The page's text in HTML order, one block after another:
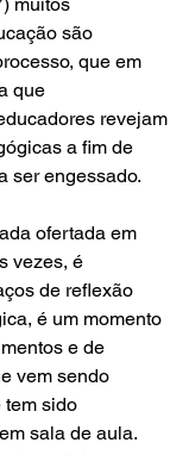
são
que em
que
revejam
a fim de
ser engessado.
ofertada em
vezes, é
de reflexão
é um momento
e de
vem sendo
tem sido
sala de aula.